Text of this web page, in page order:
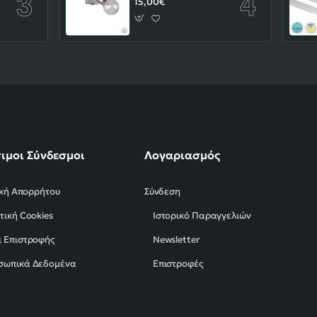
Σύνδεσμοι
Απορρήτου
Cookies
Επιστροφής
Δεδομένα
Λογαριασμός
Σύνδεση
Ιστορικό Παραγγελιών
Newsletter
Επιστροφές